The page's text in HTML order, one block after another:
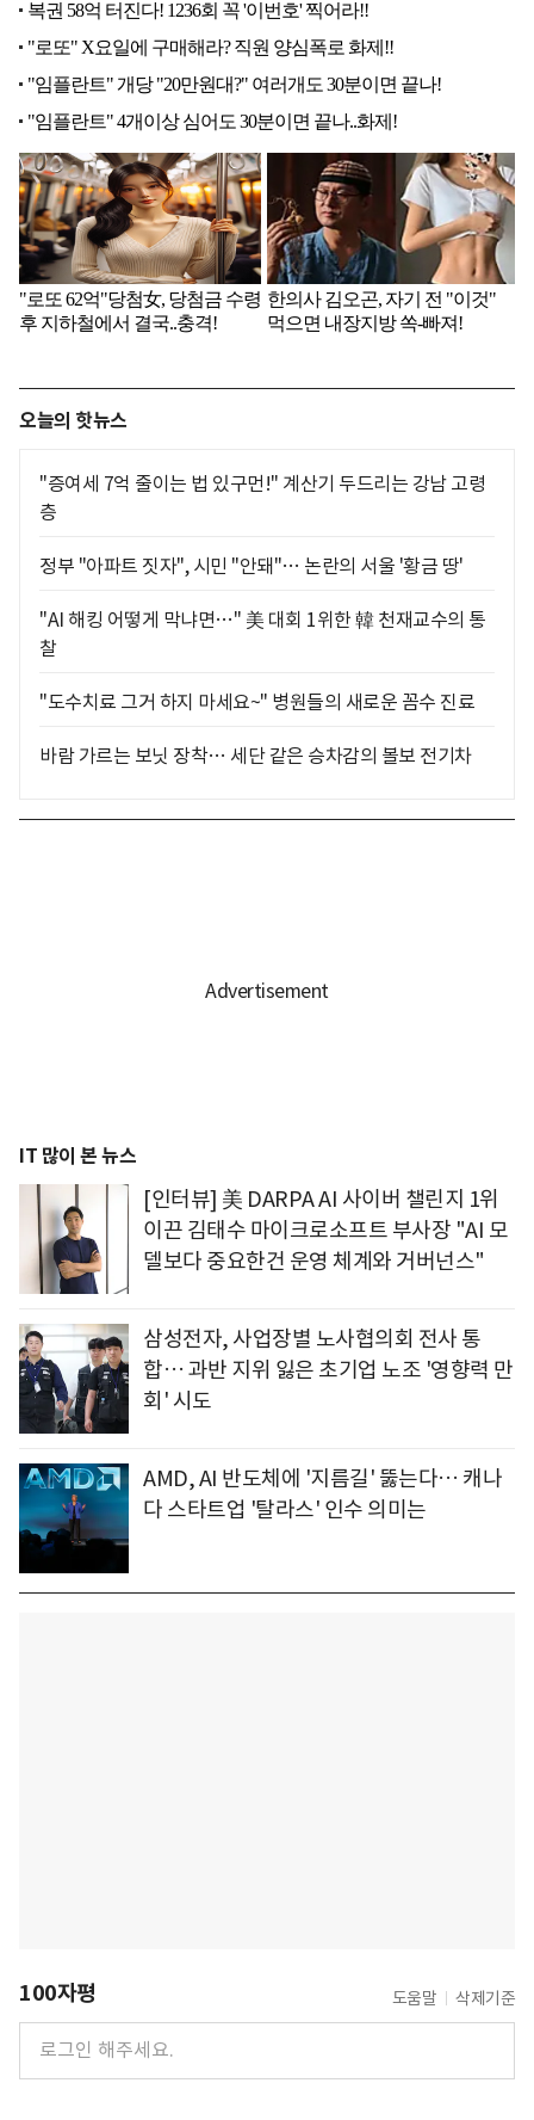
오늘의 핫뉴스
"증여세 7억 줄이는 법 있구먼!" 계산기 두드리는 강남 고령
층
정부 "아파트 짓자", 시민 "안돼"… 논란의 서울 '황금 땅'
"AI 해킹 어떻게 막냐면…" 美 대회 1위한 韓 천재교수의 통
찰
"도수치료 그거 하지 마세요~" 병원들의 새로운 꼼수 진료
바람 가르는 보닛 장착… 세단 같은 승차감의 볼보 전기차
IT 많이 본 뉴스
[인터뷰] 美 DARPA AI 사이버 챌린지 1위
이끈 김태수 마이크로소프트 부사장 "AI 모
델보다 중요한건 운영 체계와 거버넌스"
삼성전자, 사업장별 노사협의회 전사 통
합… 과반 지위 잃은 초기업 노조 '영향력 만
회' 시도
AMD, AI 반도체에 '지름길' 뚫는다… 캐나
다 스타트업 '탈라스' 인수 의미는
100자평 도움말 삭제기준